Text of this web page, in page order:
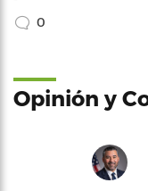
0
Opinión y